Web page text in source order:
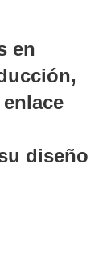
en
diseño